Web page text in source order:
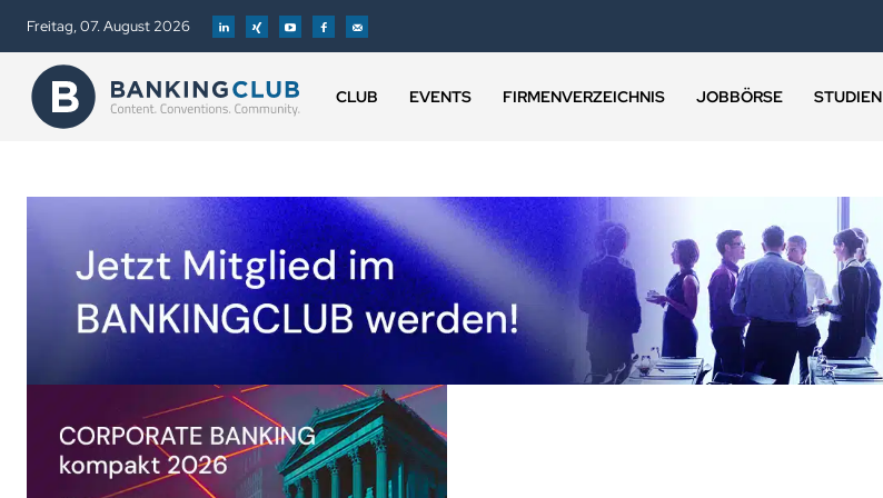
Freitag, 07. August 2026
CLUB EVENTS FIRMENVERZEICHNIS JOBBÖRSE STUDIEN